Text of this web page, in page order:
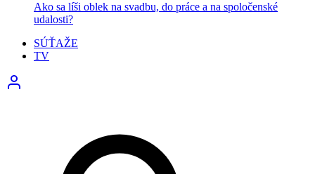
Ako sa líši oblek na svadbu, do práce a na spoločenské
udalosti?
SÚŤAŽE
TV